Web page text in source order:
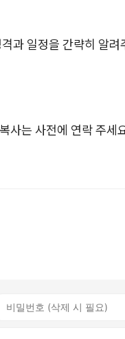
과 일정을 간략히 알려
사는 사전에 연락 주세